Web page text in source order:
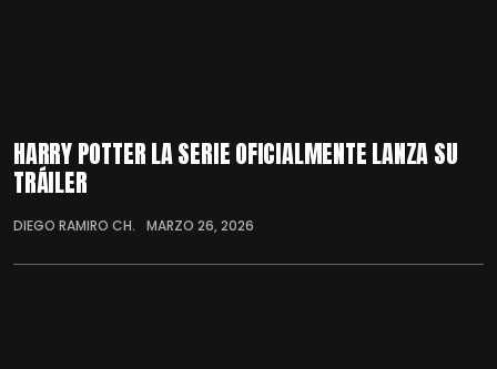
HARRY POTTER LA SERIE OFICIALMENTE LANZA SU
TRÁILER
DIEGO RAMIRO CH. MARZO 26, 2026